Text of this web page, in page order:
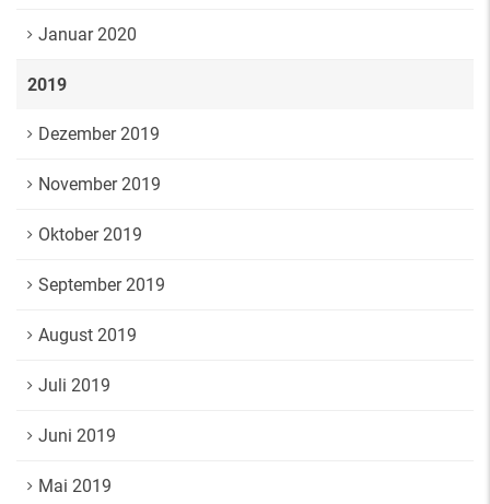
Januar 2020
2019
Dezember 2019
November 2019
Oktober 2019
September 2019
August 2019
Juli 2019
Juni 2019
Mai 2019